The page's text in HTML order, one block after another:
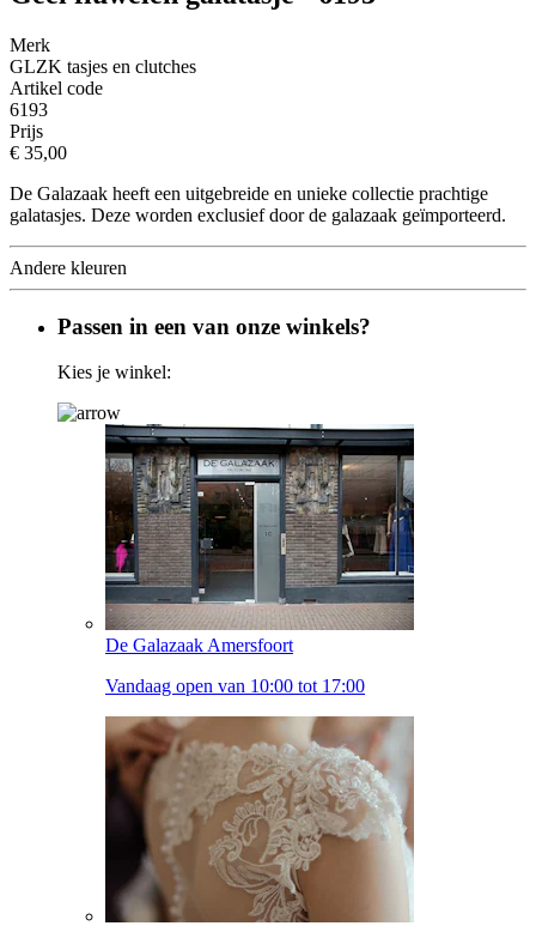
Merk
GLZK tasjes en clutches
Artikel code
6193
Prijs
€ 35,00
De Galazaak heeft een uitgebreide en unieke collectie prachtige
galatasjes. Deze worden exclusief door de galazaak geïmporteerd.
Andere kleuren
Passen in een van onze winkels?
Kies je winkel:
De Galazaak Amersfoort
Vandaag open van 10:00 tot 17:00